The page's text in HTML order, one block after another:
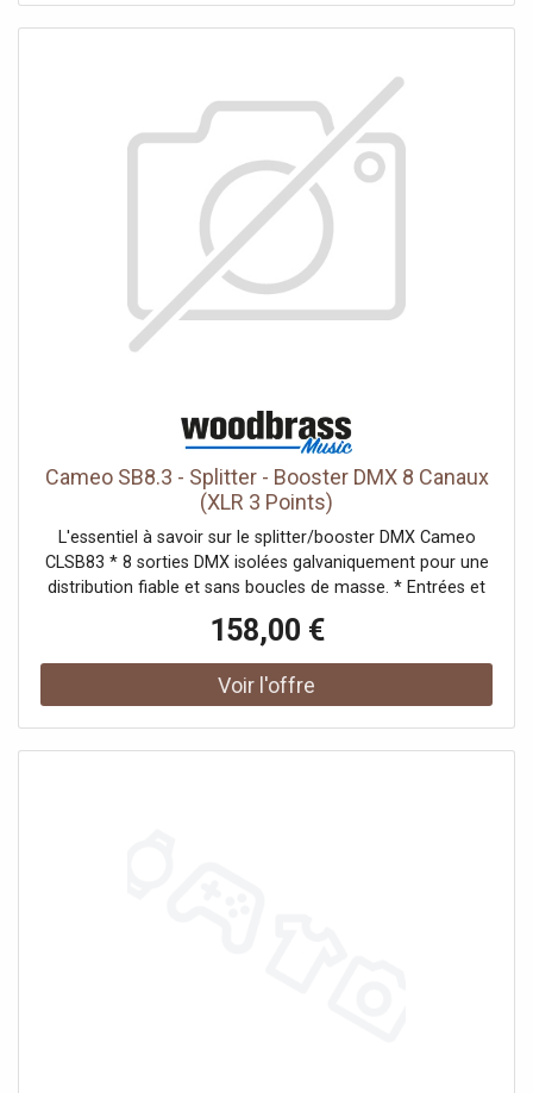
Cameo SB8.3 - Splitter - Booster DMX 8 Canaux
(XLR 3 Points)
L'essentiel à savoir sur le splitter/booster DMX Cameo
CLSB83 * 8 sorties DMX isolées galvaniquement pour une
distribution fiable et sans boucles de masse. * Entrées et
parallèle pour un patch ultra flexible. * Rack 19 pouces 1U
avec oreilles réversibles pour montage face avant ou
arrière, accès connecteurs optimisé. * Diagnostic
instantané via LEDs " Power " et " Signal " par canal,
158,00 €